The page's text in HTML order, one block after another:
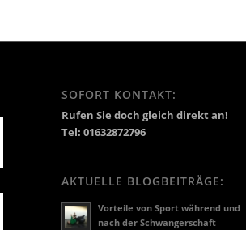
SOFORT KONTAKT:
Rufen Sie doch gleich direkt an!
Tel: 01632872796
AKTUELLE BLOGBEITRÄGE:
Vorteile von Sport während und
nach der Schwangerschaft